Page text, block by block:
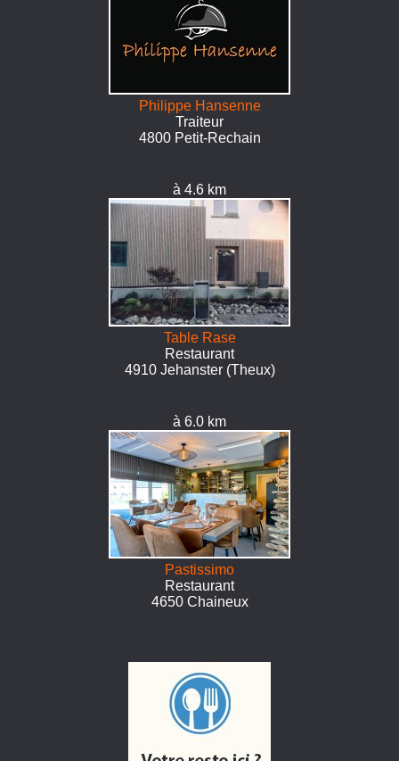
Philippe Hansenne
Traiteur
4800 Petit-Rechain
à 4.6 km
Table Rase
Restaurant
4910 Jehanster (Theux)
à 6.0 km
Pastissimo
Restaurant
4650 Chaineux